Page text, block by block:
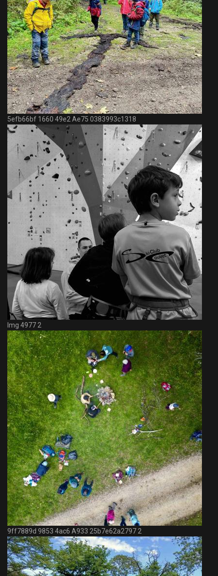
5efb66bf 1660 49e2 Ae75 0383993c1318
Img 4977 2
9ff7889d 9853 4ac6 A933 25b7e62a2797 2